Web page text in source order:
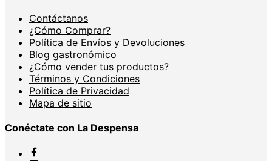
Contáctanos
¿Cómo Comprar?
Política de Envíos y Devoluciones
Blog gastronómico
¿Cómo vender tus productos?
Términos y Condiciones
Política de Privacidad
Mapa de sitio
Conéctate con La Despensa